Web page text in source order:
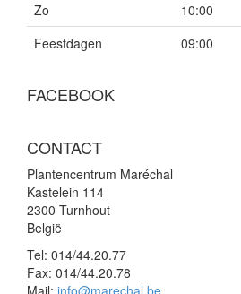
Zo
10:00
Feestdagen
09:00
FACEBOOK
CONTACT
Plantencentrum Maréchal
Kastelein 114
2300 Turnhout
België
Tel: 014/44.20.77
Fax: 014/44.20.78